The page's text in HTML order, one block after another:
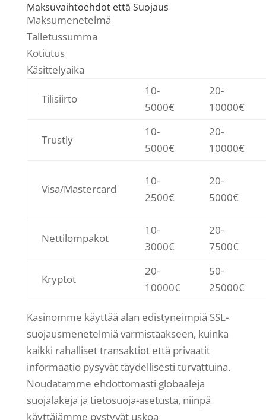
Maksuvaihtoehdot että Suojaus
Maksumenetelmä
Talletussumma
Kotiutus
Käsittelyaika
Tilisiirto
10-
5000€
20-
10000€
Trustly
10-
5000€
20-
10000€
Visa/Mastercard
10-
2500€
20-
5000€
Nettilompakot
10-
3000€
20-
7500€
Kryptot
20-
10000€
50-
25000€
Kasinomme käyttää alan edistyneimpiä SSL-
suojausmenetelmiä varmistaakseen, kuinka
kaikki rahalliset transaktiot että privaatit
informaatio pysyvät täydellisesti turvattuina.
Noudatamme ehdottomasti globaaleja
suojalakeja ja tietosuoja-asetusta, niinpä
käyttäjämme pystyvät uskoa